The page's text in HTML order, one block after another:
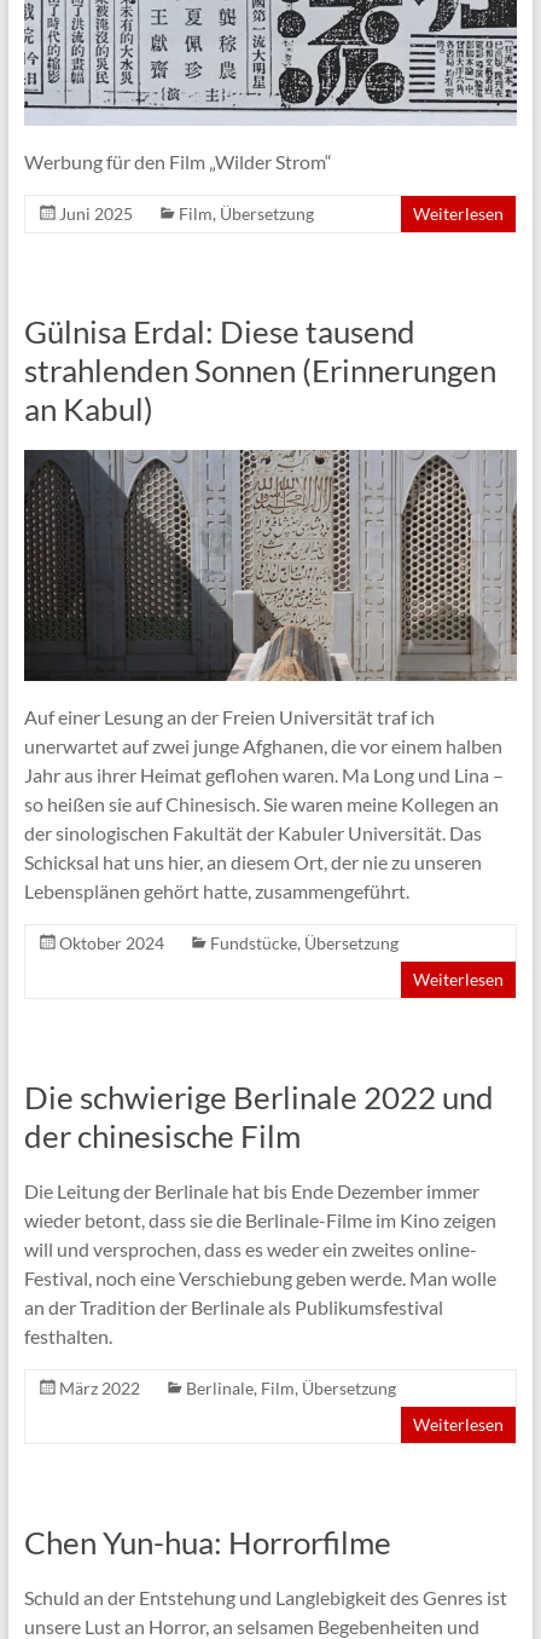
Werbung für den Film „Wilder Strom“
Juni 2025 Film, Übersetzung Weiterlesen
Gülnisa Erdal: Diese tausend
strahlenden Sonnen (Erinnerungen
an Kabul)
Auf einer Lesung an der Freien Universität traf ich
unerwartet auf zwei junge Afghanen, die vor einem halben
Jahr aus ihrer Heimat geflohen waren. Ma Long und Lina –
so heißen sie auf Chinesisch. Sie waren meine Kollegen an
der sinologischen Fakultät der Kabuler Universität. Das
Schicksal hat uns hier, an diesem Ort, der nie zu unseren
Lebensplänen gehört hatte, zusammengeführt.
Oktober 2024 Fundstücke, Übersetzung
Weiterlesen
Die schwierige Berlinale 2022 und
der chinesische Film
Die Leitung der Berlinale hat bis Ende Dezember immer
wieder betont, dass sie die Berlinale-Filme im Kino zeigen
will und versprochen, dass es weder ein zweites online-
Festival, noch eine Verschiebung geben werde. Man wolle
an der Tradition der Berlinale als Publikumsfestival
festhalten.
März 2022 Berlinale, Film, Übersetzung
Weiterlesen
Chen Yun-hua: Horrorfilme
Schuld an der Entstehung und Langlebigkeit des Genres ist
unsere Lust an Horror, an selsamen Begebenheiten und